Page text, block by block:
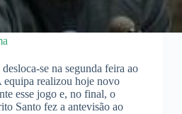
se na segunda feira ao
equipa realizou hoje novo
esse jogo e, no final, o
Santo fez a antevisão ao